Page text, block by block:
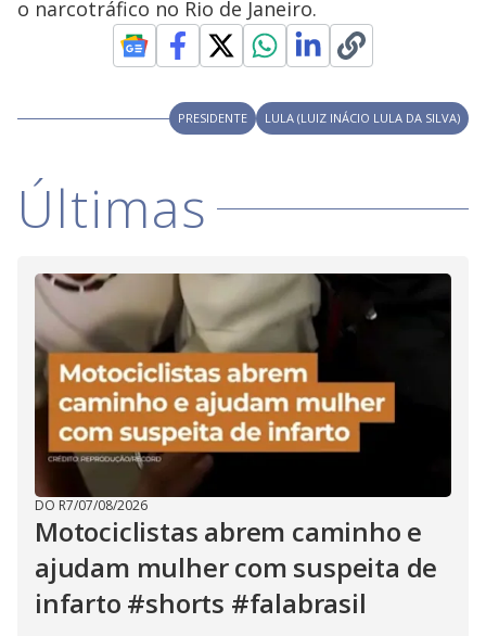
y
V
e
o
o narcotráfico no Rio de Janeiro.
PRESIDENTE LULA (LUIZ INÁCIO LULA DA SILVA)
Últimas
DO R7/07/08/2026
Motociclistas abrem caminho e
ajudam mulher com suspeita de
infarto #shorts #falabrasil